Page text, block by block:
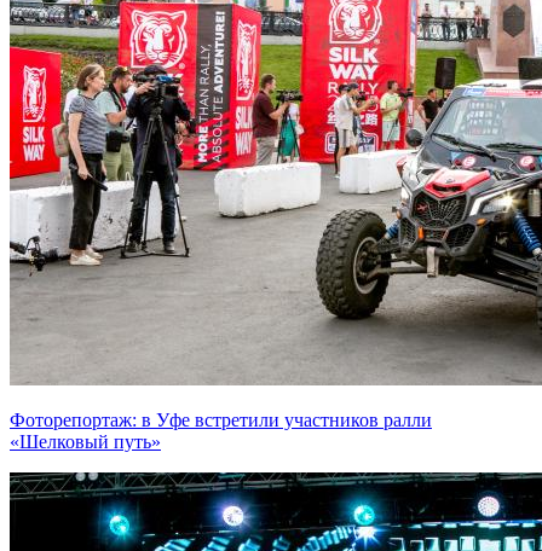
Фоторепортаж: в Уфе встретили участников ралли
«Шелковый путь»